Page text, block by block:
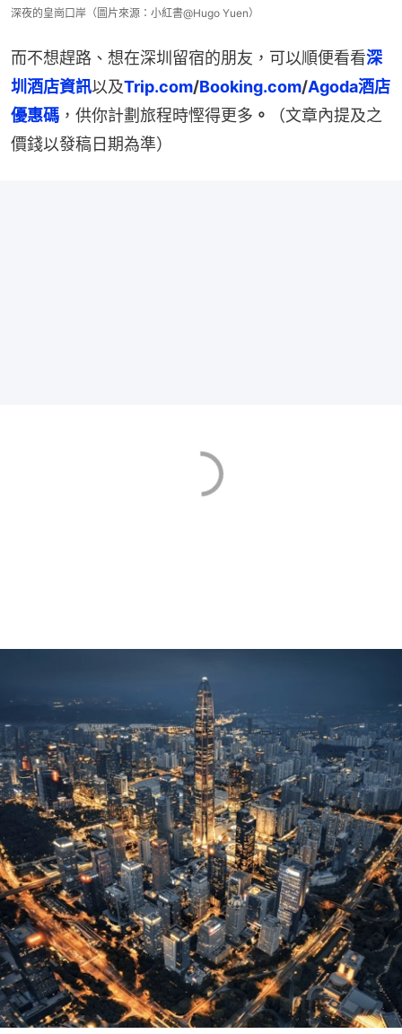
深夜的皇崗口岸（圖片來源：小紅書@Hugo Yuen）
而不想趕路、想在深圳留宿的朋友，可以順便看看深
圳酒店資訊以及Trip.com/Booking.com/Agoda酒店
優惠碼 ，供你計劃旅程時慳得更多 。
（文章內提及之
價錢以發稿日期為準）